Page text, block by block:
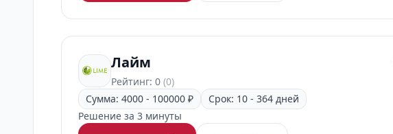
Лайм
Рейтинг: 0 (0)
Сумма: 4000 - 100000 ₽
Срок: 10 - 364 дней
Решение за 3 минуты